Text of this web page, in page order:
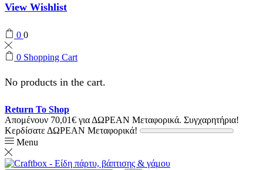
View Wishlist
0 0
0 Shopping Cart
No products in the cart.
Return To Shop
Απομένουν 70,01€ για ΔΩΡΕΑΝ Μεταφορικά. Συγχαρητήρια!
Κερδίσατε ΔΩΡΕΑΝ Μεταφορικά!
Menu